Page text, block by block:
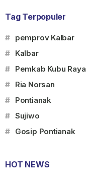
Tag Terpopuler
# pemprov Kalbar
# Kalbar
# Pemkab Kubu Raya
# Ria Norsan
# Pontianak
# Sujiwo
# Gosip Pontianak
HOT NEWS